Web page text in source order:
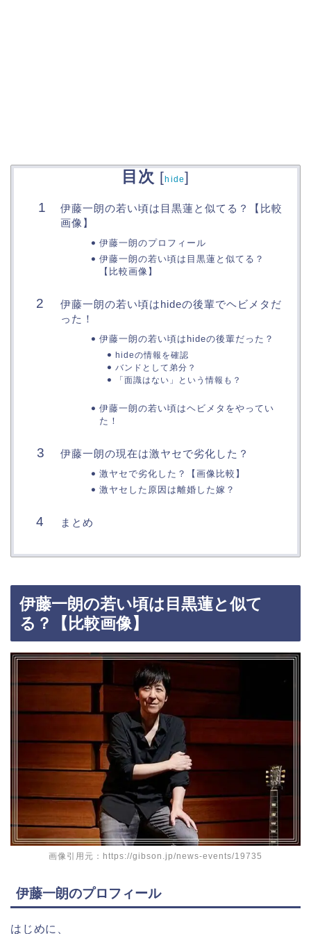
目次 [hide]
伊藤一朗の若い頃は目黒蓮と似てる？【比較
画像】
伊藤一朗のプロフィール
伊藤一朗の若い頃は目黒蓮と似てる？
【比較画像】
伊藤一朗の若い頃はhideの後輩でヘビメタだ
った！
伊藤一朗の若い頃はhideの後輩だった？
hideの情報を確認
バンドとして弟分？
「面識はない」という情報も？
伊藤一朗の若い頃はヘビメタをやってい
た！
伊藤一朗の現在は激ヤセで劣化した？
激ヤセで劣化した？【画像比較】
激ヤセした原因は離婚した嫁？
まとめ
伊藤一朗の若い頃は目黒蓮と似て
る？【比較画像】
画像引用元：https://gibson.jp/news-events/19735
伊藤一朗のプロフィール
はじめに、